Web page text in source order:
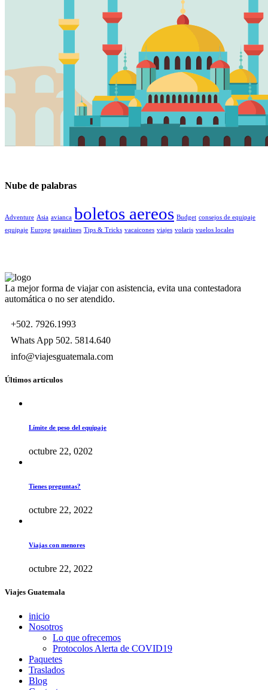
Nube de palabras
Adventure Asia avianca boletos aereos Budget consejos de equipaje
equipaje Europe tagairlines Tips & Tricks vacaicones viajes volaris vuelos locales
La mejor forma de viajar con asistencia, evita una contestadora
automática o no ser atendido.
+502. 7926.1993
Whats App 502. 5814.640
info@viajesguatemala.com
Últimos artículos
Límite de peso del equipaje
octubre 22, 0202
Tienes preguntas?
octubre 22, 2022
Viajas con menores
octubre 22, 2022
Viajes Guatemala
inicio
Nosotros
Lo que ofrecemos
Protocolos Alerta de COVID19
Paquetes
Traslados
Blog